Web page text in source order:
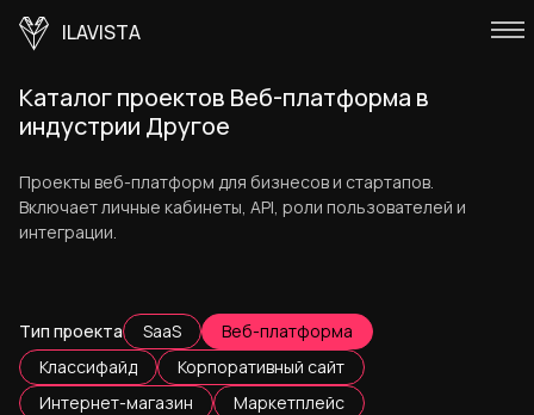
ILAVISTA
Каталог проектов Веб-платформа в
индустрии Другое
Проекты веб-платформ для бизнесов и стартапов.
Включает личные кабинеты, API, роли пользователей и
интеграции.
Тип проекта SaaS
Веб-платформа
Классифайд
Корпоративный сайт
Интернет-магазин
Маркетплейс